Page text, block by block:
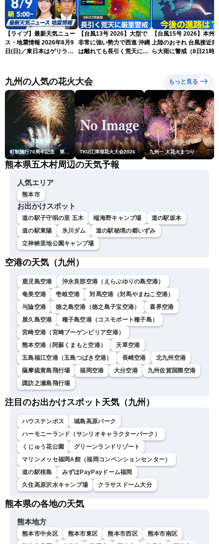
【ライブ】最新天気ニュー
ス・地震情報 2026年8月9
日(日)／東日本はゲリラ雷
ュースLiVEモーニング・魚
住茉由／山口剛央〉
【台風13号 2026】大型で
非常に強い勢力で西進 沖縄
は離れても長引く荒天に厳
【台風15号 2026】本州
上陸のおそれ 台風接近前
ら大雨に警戒（8日21時
九州の人気の花火大会 もっと見る
町制施行70周年記念 第48回南種子町ロケット祭 TKU江津湖花火大会2026 九州一 大花火まつり
熊本県五木村周辺の天気予報
人気エリア
熊本市
お出かけスポット
道の駅子守唄の里 五木 端海野キャンプ場
道の駅坂本
道の駅東陽
氷川ダム
道の駅秘境の郷いずみ
立神峡里地公園キャンプ場
空港の天気（九州）
鹿児島空港
沖永良部空港（えらぶゆりの島空港）
奄美空港
壱岐空港
対馬空港（対馬やまねこ空港）
与論空港
徳之島空港（徳之島子宝空港）
喜界空港
屋久島空港
種子島空港（コスモポート種子島）
宮崎空港（宮崎ブーゲンビリア空港）
熊本空港（阿蘇くまもと空港）
天草空港
五島福江空港（五島つばき空港）
長崎空港
北九州空港
薩摩硫黄島飛行場
福岡空港 大分空港
九州佐賀国際空港
諏訪之瀬島飛行場
注目のお出かけスポット天気（九州）
ハウステンボス
城島高原パーク
ハーモニーランド（サンリオキャラクターパーク）
くじゅう花公園
グリーンランドリゾート
マリンメッセ福岡A館（福岡コンベンションセンター）
道の駅桜島
みずほPayPayドーム福岡
久住高原沢水キャンプ場
クラサスドーム大分
熊本県の各地の天気
熊本地方
熊本市中央区 熊本市東区 熊本市西区
熊本市南区